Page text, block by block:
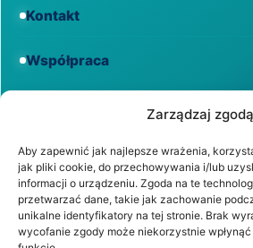
Zarządzaj zgodą
Aby zapewnić jak najlepsze wrażenia,
jak pliki cookie, do przechowywania i/lub
informacji o urządzeniu. Zgoda na te
przetwarzać dane, takie jak zachowanie
unikalne identyfikatory na tej stronie. Brak
wycofanie zgody może niekorzystnie
Kontakt
Współpraca
Regulamin
Polityka prywatności